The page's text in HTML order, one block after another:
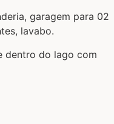
garagem para 02
lavabo.
dentro do lago com